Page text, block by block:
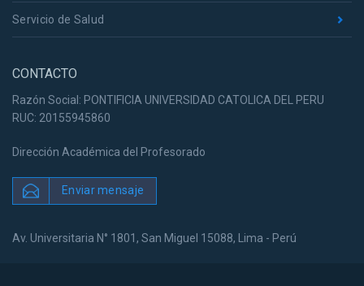
Servicio de Salud
CONTACTO
Razón Social: PONTIFICIA UNIVERSIDAD CATOLICA DEL PERU
RUC: 20155945860
Dirección Académica del Profesorado
Enviar mensaje
Av. Universitaria N° 1801, San Miguel 15088, Lima - Perú